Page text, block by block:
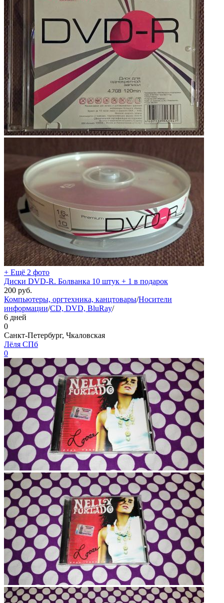
+ Ещё 2 фото
Диски DVD-R. Болванка 10 штук + 1 в подарок
200 руб.
Компьютеры, оргтехника, канцтовары/Носители
информации/CD, DVD, BluRay/
6 дней
0
Санкт-Петербург, Чкаловская
Лёля СПб
0